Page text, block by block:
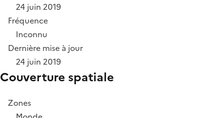
24 juin 2019
Fréquence
Inconnu
Dernière mise à jour
24 juin 2019
Couverture spatiale
Zones